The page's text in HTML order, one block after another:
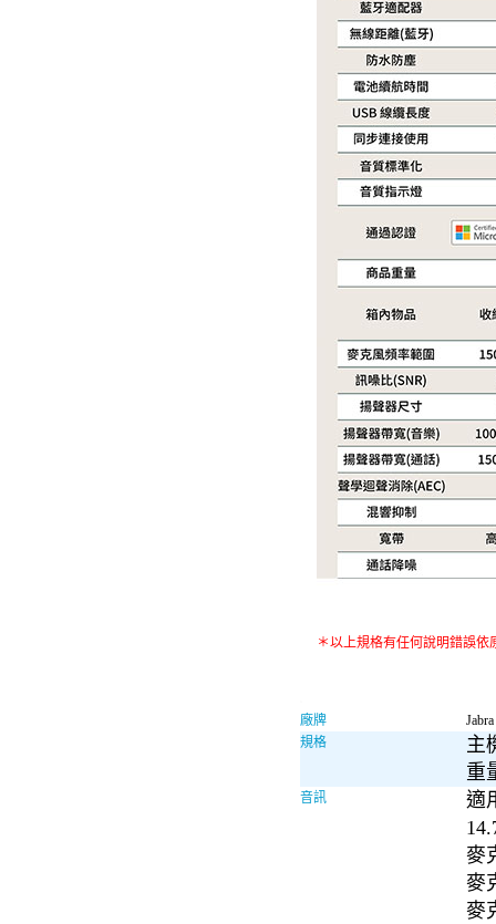
＊以上規格有任何說明錯誤依
廠牌
Jabra
規格
主
重
音訊
適
麥
麥
麥